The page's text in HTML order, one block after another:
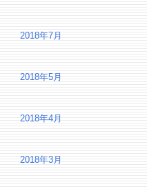
2018年7月
2018年5月
2018年4月
2018年3月